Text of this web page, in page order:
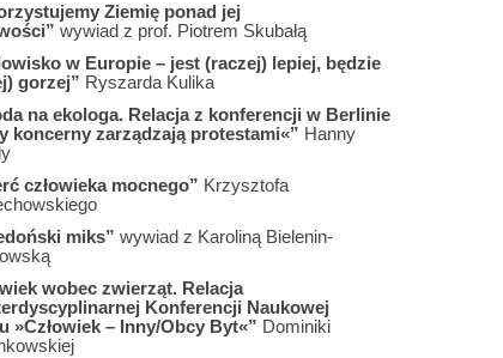
Ziemię ponad jej
wywiad z prof. Piotrem Skubałą
w Europie – jest (raczej) lepiej, będzie
gorzej” Ryszarda Kulika
na ekologa. Relacja z konferencji w Berlinie
koncerny zarządzają protestami«” Hanny
człowieka mocnego” Krzysztofa
miks” wywiad z Karoliną Bielenin-
wobec zwierząt. Relacja
Konferencji Naukowej
»Człowiek – Inny/Obcy Byt«” Dominiki